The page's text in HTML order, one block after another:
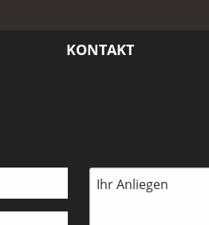
KONTAKT